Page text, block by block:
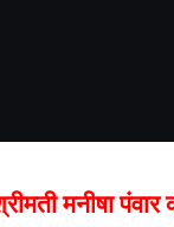
मनीषा पंवार